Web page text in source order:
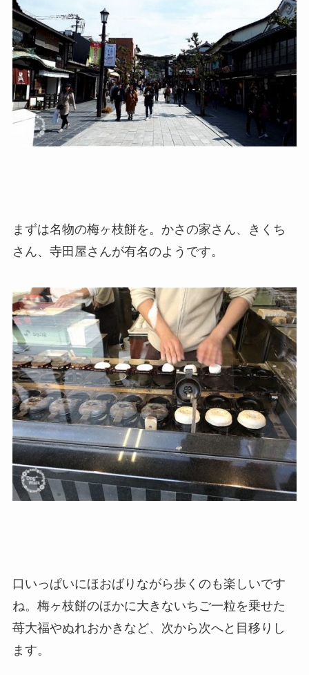
まずは名物の梅ヶ枝餅を。かさの家さん、きくち
さん、寺田屋さんが有名のようです。
口いっぱいにほおばりながら歩くのも楽しいです
ね。梅ヶ枝餅のほかに大きないちご一粒を乗せた
苺大福やぬれおかきなど、次から次へと目移りし
ます。